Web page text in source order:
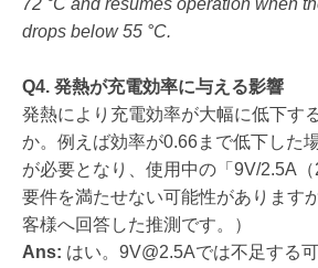
drops below 55 °C.
Q4. 発熱が充電効率に与える影響
発熱により充電効率が大幅に低下す
か。例えば効率が0.66まで低下した
が必要となり、使用中の「9V/2.5A
要件を満たせない可能性があります
客様へ回答した推測です。）
Ans: はい。 9V@2.5Aでは不足する